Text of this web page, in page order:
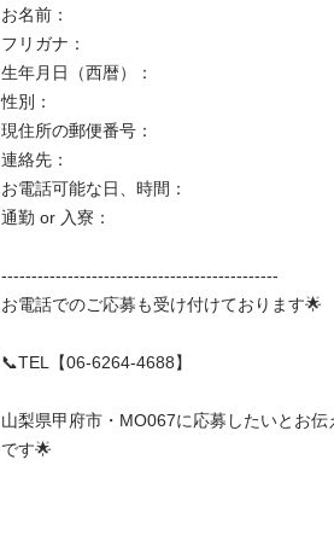
お名前：
フリガナ：
生年月日（西暦）：
性別：
現住所の郵便番号：
連絡先：
お電話可能な日、時間：
通勤 or 入寮：
----------------------------------------------
お電話でのご応募も受け付けております🌟
📞TEL【06-6264-4688】
山梨県甲府市・MO067に応募したいとお
です🌟